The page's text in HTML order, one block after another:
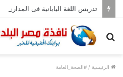
تدريس اللغة اليابانية فى المدارس
بحث
الرئيسية / #الصحة_العامة